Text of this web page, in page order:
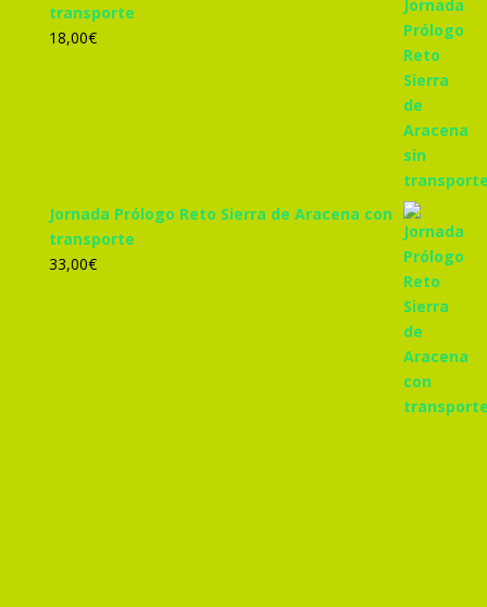
transporte
18,00€
Jornada Prólogo Reto Sierra de Aracena con
transporte
33,00€